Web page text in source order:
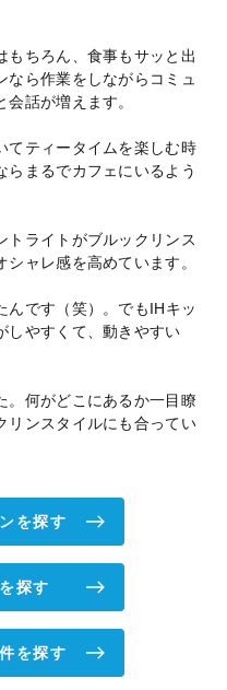
もちろん、食事もサッと出
なら作業をしながらコミュ
話が増えます。
てティータイムを楽しむ時
らまるでカフェにいるよう
トライトがブルックリンス
ャレ感を高めています。
んです（笑）。でもIHキッ
しやすくて、動きやすい
。何がどこにあるか一目瞭
リンスタイルにも合ってい
を探す
探す
を探す